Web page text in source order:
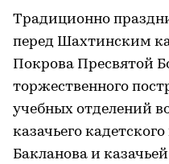
Традиционно
перед Шахтинским
Покрова Пресвятой
торжественного
учебных отделений
казачьего
Бакланова и